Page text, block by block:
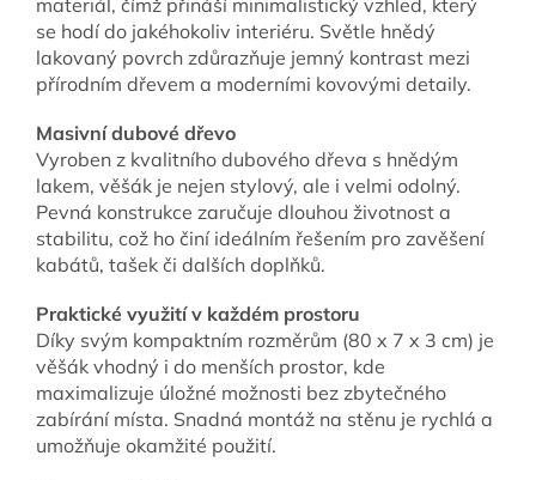
se hodí do jakéhokoliv interiéru. Světle hnědý
lakovaný povrch zdůrazňuje jemný kontrast mezi
přírodním dřevem a moderními kovovými detaily.
Masivní dubové dřevo
Vyroben z kvalitního dubového dřeva s hnědým
lakem, věšák je nejen stylový, ale i velmi odolný.
Pevná konstrukce zaručuje dlouhou životnost a
stabilitu, což ho činí ideálním řešením pro zavěšení
kabátů, tašek či dalších doplňků.
Praktické využití v každém prostoru
Díky svým kompaktním rozměrům (80 x 7 x 3 cm) je
věšák vhodný i do menších prostor, kde
maximalizuje úložné možnosti bez zbytečného
zabírání místa. Snadná montáž na stěnu je rychlá a
umožňuje okamžité použití.